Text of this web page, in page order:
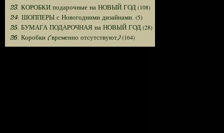
23. КОРОБКИ подарочные на НОВЫЙ ГОД(108)
24. ШОППЕРЫ с Новогодними дизайнами. (5)
25. БУМАГА ПОДАРОЧНАЯ на НОВЫЙ ГОД(28)
26. Коробки (временно отсутствуют)(164)